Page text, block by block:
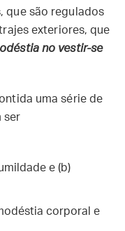
que são regulados
exteriores, que
no vestir-se
uma série de
ser
e (b)
corporal e